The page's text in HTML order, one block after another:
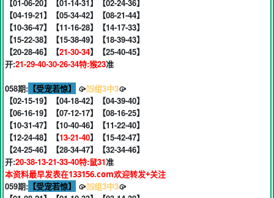
【01-06-20】【01-14-31】【02-24-36】
【04-19-21】【05-34-42】【08-21-44】
【10-36-47】【11-16-28】【14-17-33】
【15-22-38】【15-38-49】【18-39-43】
【20-28-46】【21-30-34】【25-40-45】
开:21-29-40-30-26-34特:猴23准
058期: 【受宠若惊】 🥠⒂组3中3🥠
【02-15-19】【04-18-42】【04-39-40】
【06-16-19】【07-12-17】【08-16-25】
【10-31-47】【10-40-46】【11-22-40】
【12-24-48】【13-21-40】【15-42-47】
【24-25-46】【28-34-47】【32-34-46】
开:20-38-13-21-33-40特:鼠31准
本资料最早发表在133156.com欢迎转发+关注
059期: 【受宠若惊】 🥠⒂组3中3🥠